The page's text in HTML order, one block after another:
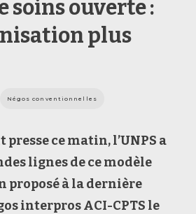
soins ouverte :
plus
Négos conventionnelles
presse ce matin, l’UNPS a
lignes de ce modèle
proposé à la dernière
interpros ACI-CPTS le